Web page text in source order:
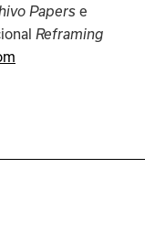
Papers e
Reframing